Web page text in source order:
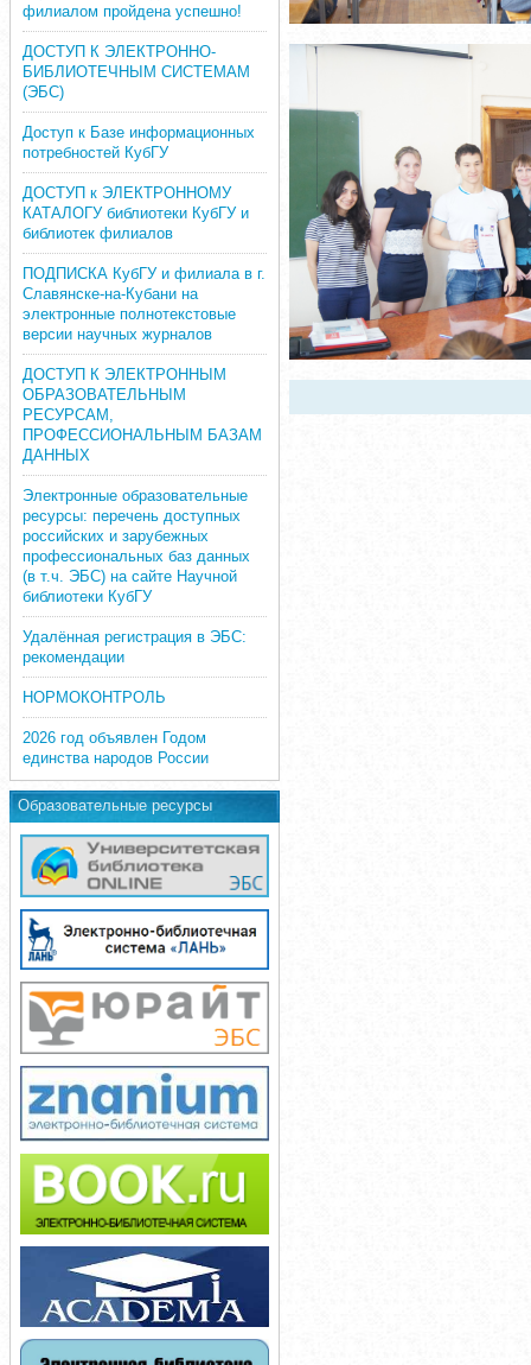
филиалом пройдена успешно!
ДОСТУП К ЭЛЕКТРОННО-
БИБЛИОТЕЧНЫМ СИСТЕМАМ
(ЭБС)
Доступ к Базе информационных
потребностей КубГУ
ДОСТУП к ЭЛЕКТРОННОМУ
КАТАЛОГУ библиотеки КубГУ и
библиотек филиалов
ПОДПИСКА КубГУ и филиала в г.
Славянске-на-Кубани на
электронные полнотекстовые
версии научных журналов
ДОСТУП К ЭЛЕКТРОННЫМ
ОБРАЗОВАТЕЛЬНЫМ
РЕСУРСАМ,
ПРОФЕССИОНАЛЬНЫМ БАЗАМ
ДАННЫХ
Электронные образовательные
ресурсы: перечень доступных
российских и зарубежных
профессиональных баз данных
(в т.ч. ЭБС) на сайте Научной
библиотеки КубГУ
Удалённая регистрация в ЭБС:
рекомендации
НОРМОКОНТРОЛЬ
2026 год объявлен Годом
единства народов России
Образовательные ресурсы